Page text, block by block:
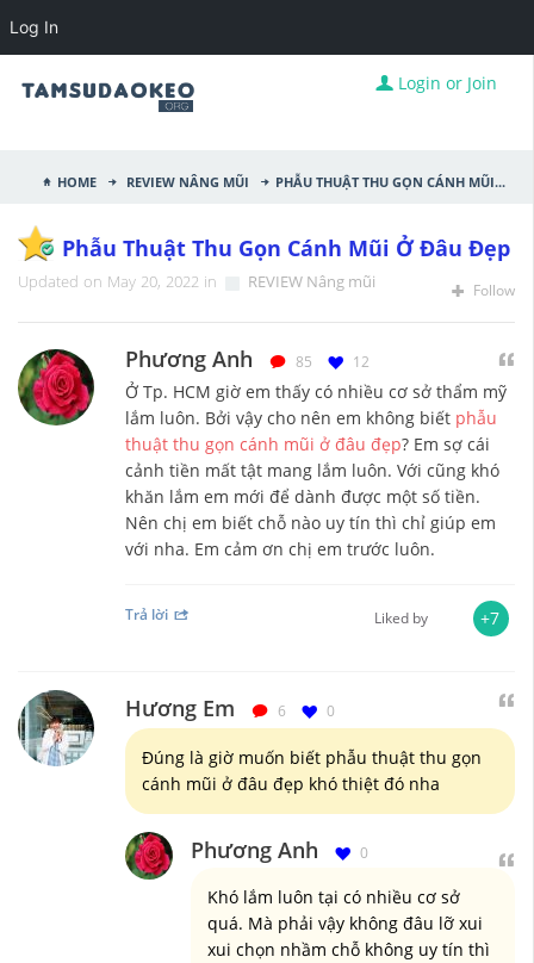
Login or Join
Home REVIEW Nâng mũi Phẫu thuật thu gọn cánh mũi ở đâu đẹp
Phẫu Thuật Thu Gọn Cánh Mũi Ở Đâu Đẹp
Updated on May 20, 2022 in REVIEW Nâng mũi Follow
Phương Anh 85 12
Ở Tp. HCM giờ em thấy có nhiều cơ sở thẩm mỹ
lắm luôn. Bởi vậy cho nên em không biết phẫu
thuật thu gọn cánh mũi ở đâu đẹp? Em sợ cái
cảnh tiền mất tật mang lắm luôn. Với cũng khó
khăn lắm em mới để dành được một số tiền.
Nên chị em biết chỗ nào uy tín thì chỉ giúp em
với nha. Em cảm ơn chị em trước luôn.
Liked by +7
Trả lời
Hương Em 6 0
Đúng là giờ muốn biết phẫu thuật thu gọn
cánh mũi ở đâu đẹp khó thiệt đó nha
Phương Anh 0
Khó lắm luôn tại có nhiều cơ sở
quá. Mà phải vậy không đâu lỡ xui
xui chọn nhầm chỗ không uy tín thì
Log In